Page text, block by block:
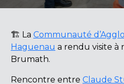
🏗️ La Communauté
Haguenau a rendu visite à
Brumath.
Rencontre entre Claude